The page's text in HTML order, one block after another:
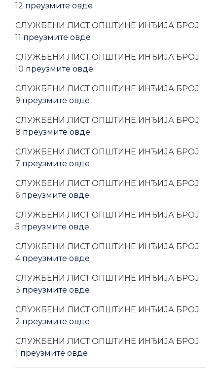
12 преузмите овде
CЛУЖБЕНИ ЛИСТ ОПШТИНЕ ИНЂИЈА БРОЈ
11 преузмите овде
CЛУЖБЕНИ ЛИСТ ОПШТИНЕ ИНЂИЈА БРОЈ
10 преузмите овде
CЛУЖБЕНИ ЛИСТ ОПШТИНЕ ИНЂИЈА БРОЈ
9 преузмите овде
CЛУЖБЕНИ ЛИСТ ОПШТИНЕ ИНЂИЈА БРОЈ
8 преузмите овде
CЛУЖБЕНИ ЛИСТ ОПШТИНЕ ИНЂИЈА БРОЈ
7 преузмите овде
CЛУЖБЕНИ ЛИСТ ОПШТИНЕ ИНЂИЈА БРОЈ
6 преузмите овде
CЛУЖБЕНИ ЛИСТ ОПШТИНЕ ИНЂИЈА БРОЈ
5 преузмите овде
CЛУЖБЕНИ ЛИСТ ОПШТИНЕ ИНЂИЈА БРОЈ
4 преузмите овде
CЛУЖБЕНИ ЛИСТ ОПШТИНЕ ИНЂИЈА БРОЈ
3 преузмите овде
CЛУЖБЕНИ ЛИСТ ОПШТИНЕ ИНЂИЈА БРОЈ
2 преузмите овде
CЛУЖБЕНИ ЛИСТ ОПШТИНЕ ИНЂИЈА БРОЈ
1 преузмите овде